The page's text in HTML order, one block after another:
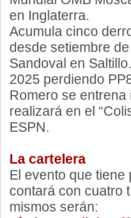
en Inglaterra.
Acumula cinco
desde setiembre
Sandoval en
2025 perdiendo
Romero se
realizará en el
ESPN.
La cartelera
El evento que
contará con cuatro
mismos serán: